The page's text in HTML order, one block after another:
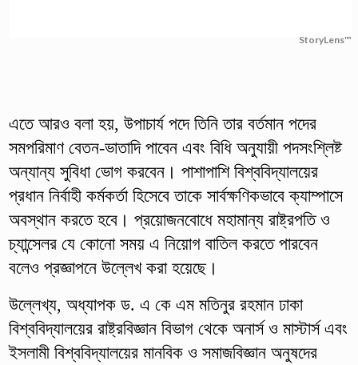
StoryLens™
এতে আরও বলা হয়, উপাচার্য পদে তিনি তার বর্তমান পদের
সমপরিমাণ বেতন-ভাতাদি পাবেন এবং বিধি অনুযায়ী পদসংশ্লিষ্ট
অন্যান্য সুবিধা ভোগ করবেন। পাশাপাশি বিশ্ববিদ্যালয়ের
প্রধান নির্বাহী কর্মকর্তা হিসেবে তাকে সার্বক্ষণিকভাবে ক্যাম্পাসে
অবস্থান করতে হবে। প্রয়োজনবোধে মহামান্য রাষ্ট্রপতি ও
চ্যান্সেলর যে কোনো সময় এ নিয়োগ বাতিল করতে পারবেন
বলেও প্রজ্ঞাপনে উল্লেখ করা হয়েছে।
উল্লেখ্য, অধ্যাপক ড. এ কে এম মতিনুর রহমান ঢাকা
বিশ্ববিদ্যালয়ের রাষ্ট্রবিজ্ঞান বিভাগ থেকে অনার্স ও মাস্টার্স এবং
ইসলামী বিশ্ববিদ্যালয়ের মানবিক ও সমাজবিজ্ঞান অনুষদের